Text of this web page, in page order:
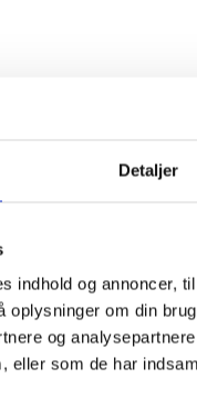
Detaljer
indhold og annoncer,
om din
og
eller som de har